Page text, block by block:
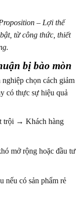
– Lợi thế
từ công thức, thiết
bị bào mòn
chọn cách giảm
có thực sự hiệu quả
trội → Khách hàng
mở rộng hoặc đầu tư
nếu có sản phẩm rẻ